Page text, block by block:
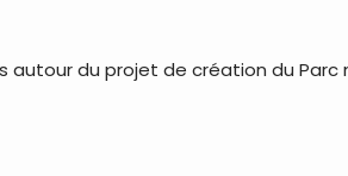
autour du projet de création du